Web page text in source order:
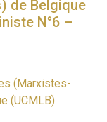
de Belgique
N°6 –
(Marxistes-
(UCMLB)